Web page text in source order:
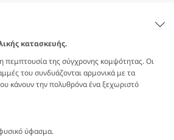
κατασκευής.
πεμπτουσία της σύγχρονης κομψότητας. Οι
του συνδυάζονται αρμονικά με τα
κάνουν την πολυθρόνα ένα ξεχωριστό
ύφασμα.